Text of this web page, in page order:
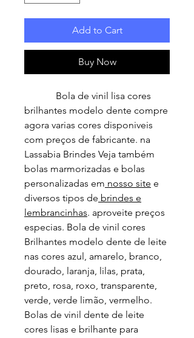
Add to Cart
Buy Now
Bola de vinil lisa cores
brilhantes modelo dente compre
agora varias cores disponiveis
com preços de fabricante. na
Lassabia Brindes Veja também
bolas marmorizadas e bolas
personalizadas em nosso site e
diversos tipos de brindes e
lembrancinhas. aproveite preços
especias. Bola de vinil cores
Brilhantes modelo dente de leite
nas cores azul, amarelo, branco,
dourado, laranja, lilas, prata,
preto, rosa, roxo, transparente,
verde, verde limão, vermelho.
Bolas de vinil dente de leite
cores lisas e brilhante para